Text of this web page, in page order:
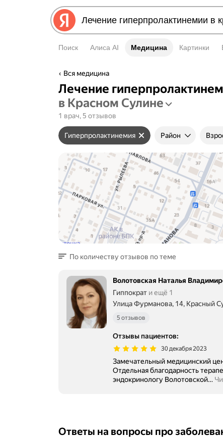
Поиск Алиса AI Медицина
Медицина Картинки
Вся медицина
Лечение
в Красном Сулине
1 врач, 5 отзывов
Гиперпролактинемия Район
По количеству отзывов по теме
Волотовская Наталья
Гиппократ и ещё 1
Улица Фурманова, 14, Красный
5 отзывов
Отзывы пациентов:
30 декабря 2023
Замечательный медицинский
Отдельная благодарность
эндокринологу Волотовской…
Ответы на вопросы про